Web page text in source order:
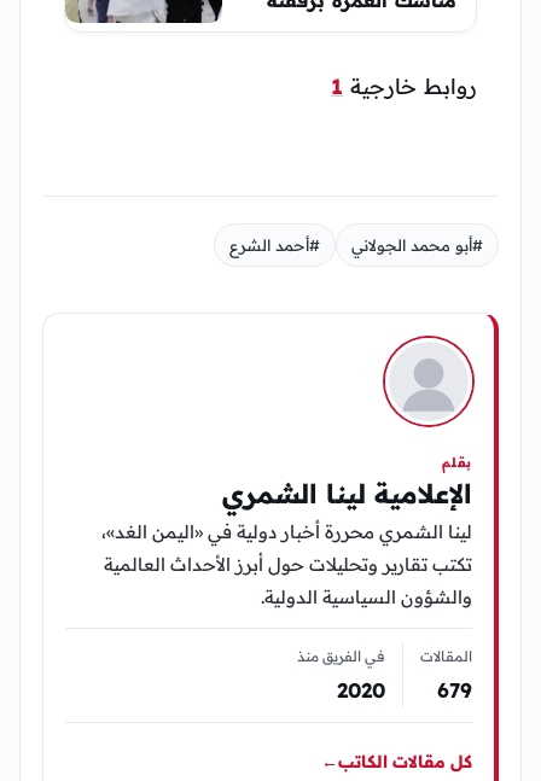
روابط خارجية 1
#أبو محمد الجولاني #أحمد الشرع
بقلم
الإعلامية لينا الشمري
لينا الشمري محررة أخبار دولية في «اليمن الغد»،
تكتب تقارير وتحليلات حول أبرز الأحداث العالمية
والشؤون السياسية الدولية.
المقالات
679
في الفريق منذ
2020
كل مقالات الكاتب←